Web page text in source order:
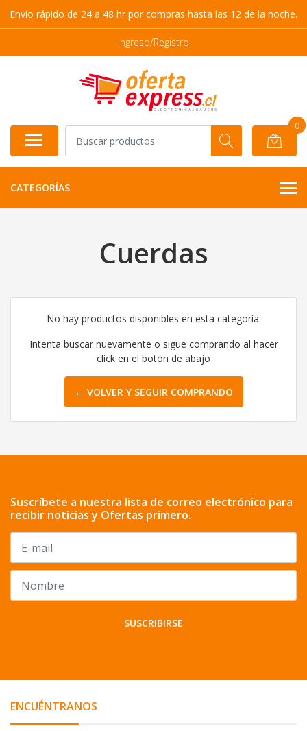
Envío rápido de 24 a 48 hr por compras hasta las 12 de la noche.
Ingreso/Registro
0
CATEGORÍAS
Cuerdas
No hay productos disponibles en esta categoría.
Intenta buscar nuevamente o sigue comprando al hacer
click en el botón de abajo
← VOLVER Y SEGUIR COMPRANDO
Suscríbete a nuestra lista de correo electrónico para
recibir noticias y Ofertas primero.
SUSCRIBIRSE
ENCUÉNTRANOS